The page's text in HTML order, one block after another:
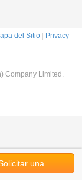
una
del Sitio
Privacy
Company Limited.